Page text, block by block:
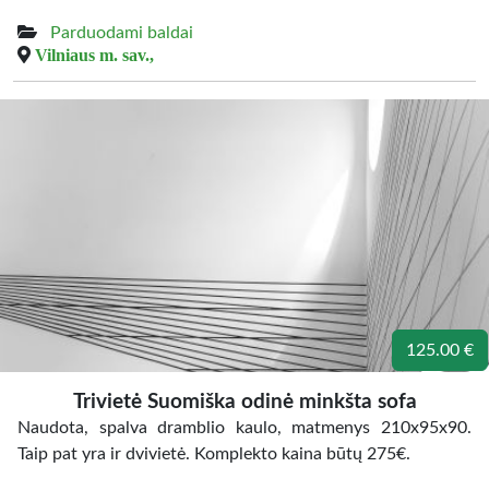
Parduodami baldai
Vilniaus m. sav.,
125.00 €
Trivietė Suomiška odinė minkšta sofa
Naudota, spalva dramblio kaulo, matmenys 210x95x90.
Taip pat yra ir dvivietė. Komplekto kaina būtų 275€.